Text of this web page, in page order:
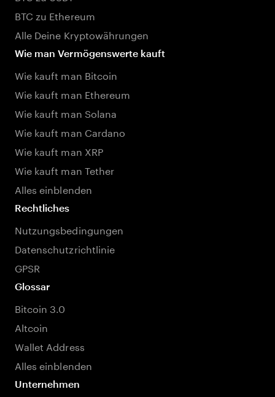
BTC zu Ethereum
Alle Deine Kryptowährungen
Wie man Vermögenswerte kauft
Wie kauft man Bitcoin
Wie kauft man Ethereum
Wie kauft man Solana
Wie kauft man Cardano
Wie kauft man XRP
Wie kauft man Tether
Alles einblenden
Rechtliches
Nutzungsbedingungen
Datenschutzrichtlinie
GPSR
Glossar
Bitcoin 3.0
Altcoin
Wallet Address
Alles einblenden
Unternehmen